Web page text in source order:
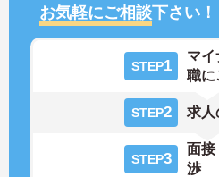
お気軽にご相談下さい！
STEP1
マイ
職に
STEP2 求人
STEP3
面接
渉